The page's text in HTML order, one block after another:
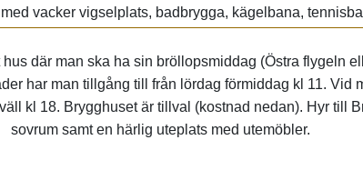
vacker vigselplats, badbrygga, kägelbana,
där man ska ha sin bröllopsmiddag (Östra flygeln
har man tillgång till från lördag förmiddag kl 11. Vid
kl 18. Brygghuset är tillval (kostnad nedan). Hyr till
sovrum samt en härlig uteplats med utemöbler.